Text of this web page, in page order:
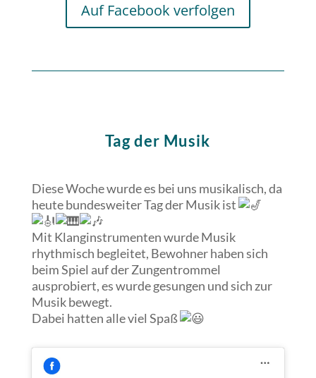
Auf Facebook verfolgen
Tag der Musik
Diese Woche wurde es bei uns musikalisch, da
heute bundesweiter Tag der Musik ist
Mit Klanginstrumenten wurde Musik
rhythmisch begleitet, Bewohner haben sich
beim Spiel auf der Zungentrommel
ausprobiert, es wurde gesungen und sich zur
Musik bewegt.
Dabei hatten alle viel Spaß